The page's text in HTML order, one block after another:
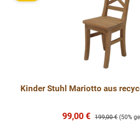
Kinder Stuhl Mariotto aus
Verkaufspreis:
99,00 € Regulärer Preis:
199,00 € (50%